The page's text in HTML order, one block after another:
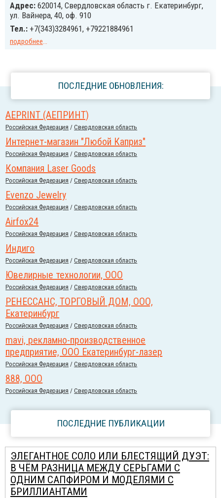
Адрес: 620014, Свердловская область г. Екатеринбург,
ул. Вайнера, 40, оф. 910
Тел.: +7(343)3284961, +79221884961
подробнее...
ПОСЛЕДНИЕ ОБНОВЛЕНИЯ:
AEPRINT (АЕПРИНТ)
Российcкая Федерация /Свердловская область
Интернет-магазин "Любой Каприз"
Российcкая Федерация /Свердловская область
Компания Laser Goods
Российcкая Федерация /Свердловская область
Evenzo Jewelry
Российcкая Федерация /Свердловская область
Airfox24
Российcкая Федерация /Свердловская область
Индиго
Российcкая Федерация /Свердловская область
Ювелирные технологии, ООО
Российcкая Федерация /Свердловская область
РЕНЕССАНС, ТОРГОВЫЙ ДОМ, ООО,
Екатеринбург
Российcкая Федерация /Свердловская область
mavi, рекламно-производственное
предприятие, ООО Екатеринбург-лазер
Российcкая Федерация /Свердловская область
888, ООО
Российcкая Федерация /Свердловская область
ПОСЛЕДНИЕ ПУБЛИКАЦИИ
ЭЛЕГАНТНОЕ СОЛО ИЛИ БЛЕСТЯЩИЙ ДУЭТ:
В ЧЁМ РАЗНИЦА МЕЖДУ СЕРЬГАМИ С
ОДНИМ САПФИРОМ И МОДЕЛЯМИ С
БРИЛЛИАНТАМИ